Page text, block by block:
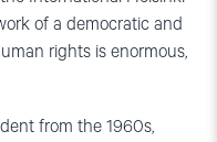
of a democratic and
rights is enormous,
from the 1960s,